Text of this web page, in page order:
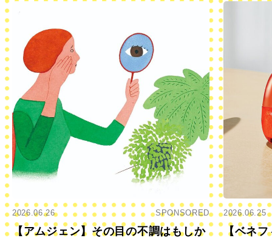
2026.06.26 SPONSORED
【アムジェン】その目の不調はもしか
2026.06.25
【ベネフ